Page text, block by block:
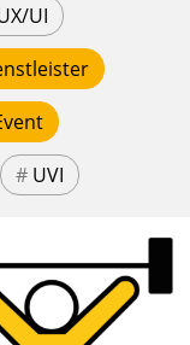
UI
# UVI